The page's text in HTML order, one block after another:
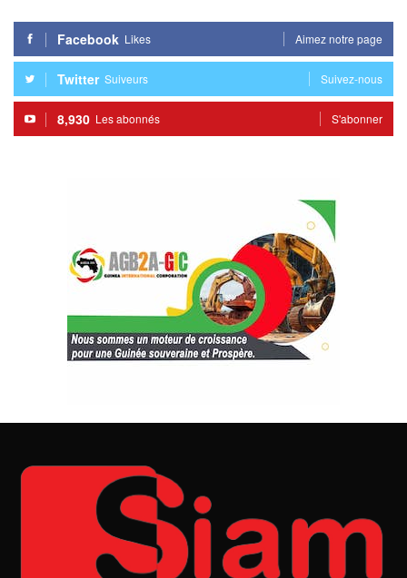
Facebook Likes Aimez notre page
Twitter Suiveurs Suivez-nous
8,930 Les abonnés S'abonner